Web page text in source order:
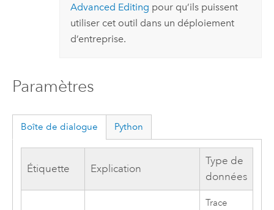
Advanced Editing pour qu’ils puissent
utiliser cet outil dans un déploiement
d’entreprise.
Paramètres
Boîte de dialogue Python
Étiquette Explication
Type de
données
Trace